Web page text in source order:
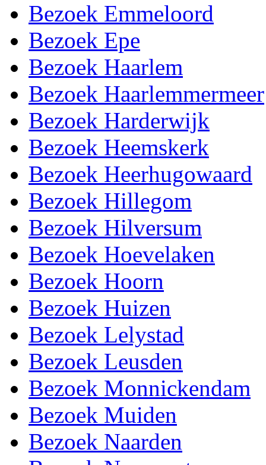
Bezoek Emmeloord
Bezoek Epe
Bezoek Haarlem
Bezoek Haarlemmermeer
Bezoek Harderwijk
Bezoek Heemskerk
Bezoek Heerhugowaard
Bezoek Hillegom
Bezoek Hilversum
Bezoek Hoevelaken
Bezoek Hoorn
Bezoek Huizen
Bezoek Lelystad
Bezoek Leusden
Bezoek Monnickendam
Bezoek Muiden
Bezoek Naarden